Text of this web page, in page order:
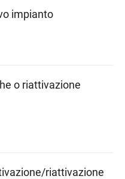
impianto
o riattivazione
riattivazione